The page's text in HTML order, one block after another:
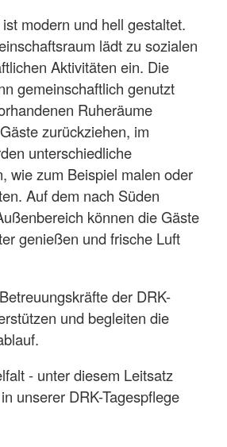
modern und hell gestaltet.
lädt zu sozialen
Aktivitäten ein. Die
gemeinschaftlich genutzt
Ruheräume
zurückziehen, im
unterschiedliche
wie zum Beispiel malen oder
Auf dem nach Süden
können die Gäste
genießen und frische Luft
der DRK-
und begleiten die
- unter diesem Leitsatz
unserer DRK-Tagespflege